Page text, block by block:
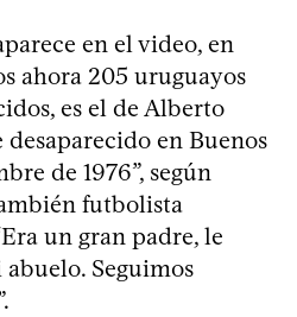
en el video, en
ahora 205 uruguayos
es el de Alberto
desaparecido en Buenos
de 1976”, según
futbolista
un gran padre, le
Seguimos